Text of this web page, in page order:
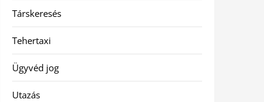
Társkeresés
Tehertaxi
Ügyvéd jog
Utazás